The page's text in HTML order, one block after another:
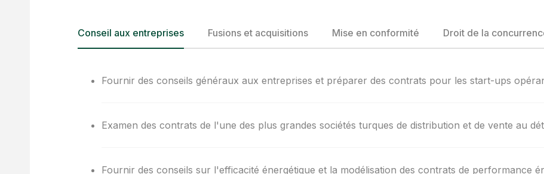
Conseil aux entreprises Fusions et acquisitions Mise en conformité Droit de la
Fournir des conseils généraux aux entreprises et préparer des contrats pour les start-ups
Examen des contrats de l'une des plus grandes sociétés turques de distribution et de vente au
Fournir des conseils sur l'efficacité énergétique et la modélisation des contrats de performance